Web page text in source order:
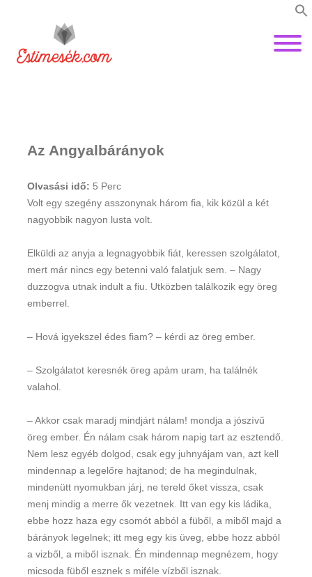
Az Angyalbárányok
Olvasási idő: 5 Perc
Volt egy szegény asszonynak három fia, kik közül a két
nagyobbik nagyon lusta volt.
Elküldi az anyja a legnagyobbik fiát, keressen szolgálatot,
mert már nincs egy betenni való falatjuk sem. – Nagy
duzzogva utnak indult a fiu. Utközben találkozik egy öreg
emberrel.
– Hová igyekszel édes fiam? – kérdi az öreg ember.
– Szolgálatot keresnék öreg apám uram, ha találnék
valahol.
– Akkor csak maradj mindjárt nálam! mondja a jószívű
öreg ember. Én nálam csak három napig tart az esztendő.
Nem lesz egyéb dolgod, csak egy juhnyájam van, azt kell
mindennap a legelőre hajtanod; de ha megindulnak,
mindenütt nyomukban járj, ne tereld őket vissza, csak
menj mindig a merre ők vezetnek. Itt van egy kis ládika,
ebbe hozz haza egy csomót abból a füből, a miből majd a
bárányok legelnek; itt meg egy kis üveg, ebbe hozz abból
a vizből, a miből isznak. Én mindennap megnézem, hogy
micsoda füből esznek s miféle vízből isznak.